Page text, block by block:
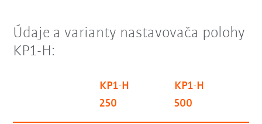
Údaje a varianty nastavovača polohy
KP1-H:
KP1-H
250
KP1-H
500